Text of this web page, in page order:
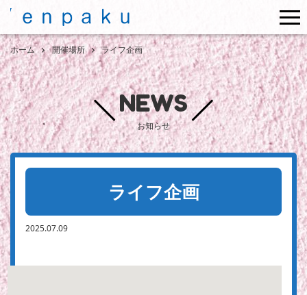
ホーム 開催場所 ライフ企画
NEWS
お知らせ
ライフ企画
2025.07.09